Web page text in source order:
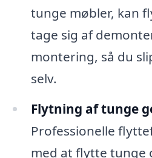
tunge møbler, kan
tage sig af
montering, så du
selv.
Flytning af tunge
Professionelle
med at flytte tunge